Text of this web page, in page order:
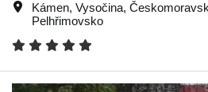
Kámen, Vysočina,
Pelhřimovsko